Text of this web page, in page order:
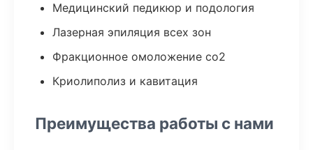
Медицинский педикюр и подология
Лазерная эпиляция всех зон
Фракционное омоложение co2
Криолиполиз и кавитация
Преимущества работы с нами